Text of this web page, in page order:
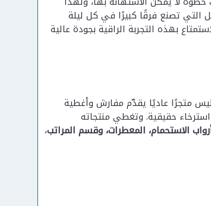
التي تصنع فرقًا كبيرًا في كل ليلة
بهذه التجربة الراقية بجودة عالية
متجرًا عاديًا يقدّم مفارش وأغطية
حقيقية. وتغطي منتجاته
الاستحمام، المعطرات، وقسم المراتب،